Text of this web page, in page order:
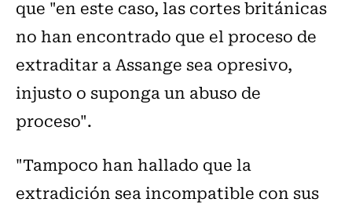
que "en este caso, las cortes británicas
no han encontrado que el proceso de
extraditar a Assange sea opresivo,
injusto o suponga un abuso de
proceso".
"Tampoco han hallado que la
extradición sea incompatible con sus